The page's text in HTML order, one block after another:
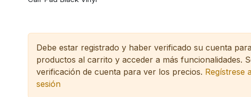
Debe estar registrado y haber verificado su cuenta
productos al carrito y acceder a más funcionalidades.
verificación de cuenta para ver los precios. Regístrese
sesión